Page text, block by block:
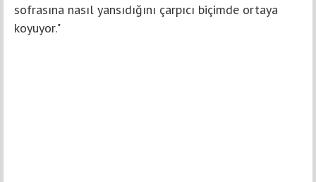
sofrasına nasıl yansıdığını çarpıcı biçimde ortaya
koyuyor."